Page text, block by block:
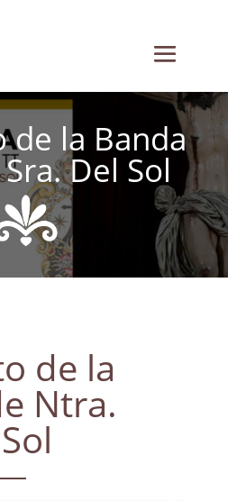
de la Banda
Del Sol
de la
Ntra.